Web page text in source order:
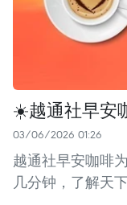
☀️越通社早安
03/06/2026 01:26
越通社早安咖啡
几分钟，了解天